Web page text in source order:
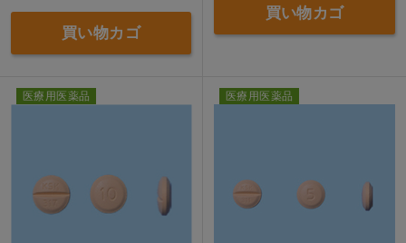
買い物カゴ
買い物カゴ
医療用医薬品 医療用医薬品